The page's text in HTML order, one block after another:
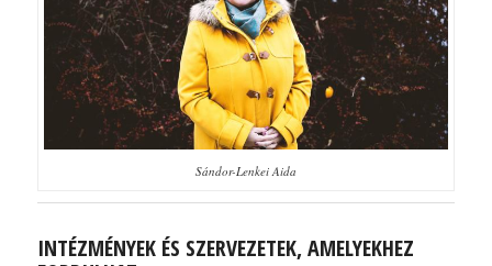
Sándor-Lenkei Aida
INTÉZMÉNYEK ÉS SZERVEZETEK, AMELYEKHEZ